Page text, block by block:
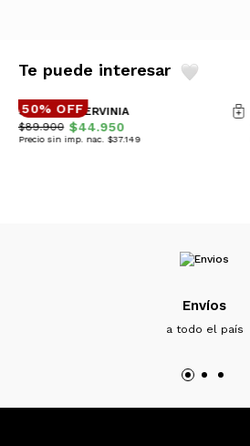
Te puede interesar
50% OFF
SWEATER CERVINIA
$89.900 $44.950
Precio sin imp. nac. $37.149
Envíos
a todo el país